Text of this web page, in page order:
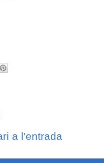
a l'entrada